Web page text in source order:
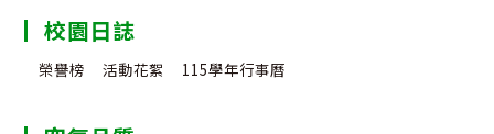
校園日誌
榮譽榜 活動花絮 115學年行事曆